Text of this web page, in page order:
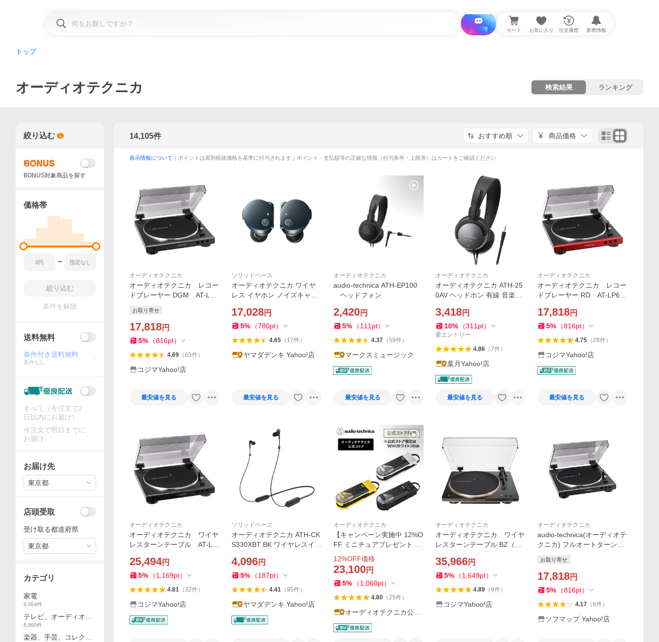
i と探す カート お気に入り 注文履歴 新着情報
トップ
オーディオテクニカ 検索結果 ランキング
14,105件 おすすめ順 商品価格
表示情報について ｜ポイントは原則税抜価格を基準に付与されます｜ポイント・支払額等の正確な情報（付与条件・上限等）はカートをご確認ください
オーディオテクニカ
オーディオテクニカ レコー
ドプレーヤー DGM AT-LP6
お取り寄せ
17,818円
5% （816pt）
4.69（65件）
コジマYahoo!店
最安値を見る
ソリッドベース
オーディオテクニカ ワイヤ
レス イヤホン ノイズキャン
SB-C ATH-CKS50TW2 BK ブ
ラック系
17,028円
5% （780pt）
4.65（ 17件）
ヤマダデンキ Yahoo!店
最安値を見る
オーディオテクニカ
audio-technica ATH-EP100
ヘッドフォン
2,420円
5% （111 pt）
4.37（59件）
マークスミュージック
最安値を見る
オーディオテクニカ
オーディオテクニカ ATH-25
0AV ヘッドホン 有線 音楽・
ブラック
3,418円
10% （311 pt）
要エントリー
4.86（7件）
葉月Yahoo!店
最安値を見る
オーディオテクニカ
オーディオテクニカ レコー
ドプレーヤー RD AT-LP60
17,818円
5% （816pt）
4.75（28件）
コジマYahoo!店
最安値を見る
オーディオテクニカ
オーディオテクニカ ワイヤ
レスターンテーブル AT-LP
25,494円
5% （1,169pt）
4.81（32件）
コジマYahoo!店
ソリッドベース
オーディオテクニカ ATH-CK
S330XBT BK ワイヤレスイヤ
マイク対応 ブラック
4,096円
5% （187pt）
4.41（95件）
ヤマダデンキ Yahoo!店
オーディオテクニカ
【キャンペーン実施中 12%O
FF ミニチュアプレゼント ~
8/26】オーディオテクニカ A
T-SB727 レコードプレーヤ
ー サウンドバーガー Bluetoo
th ベルトドライブ方式
12%OFF価格
23,100円
5% （1,060pt）
4.80（25件）
オーディオテクニカ公式
Yahoo!店
オーディオテクニカ
オーディオテクニカ ワイヤ
レスターンテーブル BZ（ブ
70XBTBZ-JP
35,966円
5% （1,649pt）
4.89（9件）
コジマYahoo!店
オーディオテクニカ
audio-technica(オーディオテ
クニカ) フルオートターンテ
ークガンメタリック [フォノ
イコライザー内蔵] 【sof00
お取り寄せ
17,818円
5% （816pt）
4.17（6件）
ソフマップ Yahoo!店
絞り込む 1
BONUS対象商品を探す
価格帯
〜
絞り込む
条件を解除
送料無料
条件付き送料無料
条件なし
すべて（今注文で2
日以内にお届け）
今注文で明日までに
お届け
お届け先
東京都
店頭受取
受け取る都道府県
東京都
カテゴリ
家電
8,954件
テレビ、オーディオ、
カメラ
8,560件
楽器、手芸、コレクシ